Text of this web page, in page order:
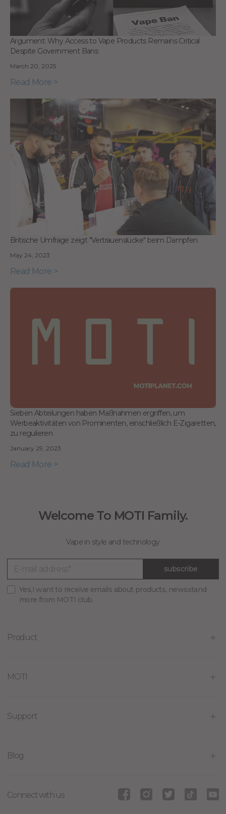
Argument: Why Access to Vape Products Remains Critical
Despite Government Bans
March 20, 2025
Read More >
Britische Umfrage zeigt "Vertrauenslücke" beim Dampfen
May 24, 2023
Read More >
Sieben Abteilungen haben Maßnahmen ergriffen, um
Werbeaktivitäten von Prominenten, einschließlich E-Zigaretten,
zu regulieren
January 29, 2023
Read More >
Welcome To MOTI Family.
Vape in style and technology
subscribe
Yes,I want to receive emails about products, newsstand
more from MOTI club.
Product
MOTI
Support
Blog
Connect with us